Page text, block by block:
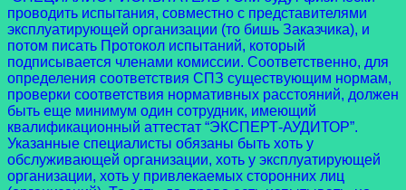
проводить испытания, совместно с представителями
эксплуатирующей организации (то бишь Заказчика), и
потом писать Протокол испытаний, который
подписывается членами комиссии. Соответственно, для
определения соответствия СПЗ существующим нормам,
проверки соответствия нормативных расстояний, должен
быть еще минимум один сотрудник, имеющий
квалификационный аттестат “ЭКСПЕРТ-АУДИТОР”.
Указанные специалисты обязаны быть хоть у
обслуживающей организации, хоть у эксплуатирующей
организации, хоть у привлекаемых сторонних лиц